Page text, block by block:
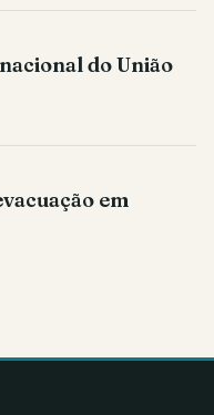
do União
em